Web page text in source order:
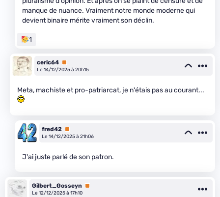
manque de nuance. Vraiment notre monde moderne qui
devient binaire mérite vraiment son déclin.
1
ceric64 Premium
Le 14/12/2025 à 20h15
Meta, machiste et pro-patriarcat, je n'étais pas au courant...
fred42 Premium
Le 14/12/2025 à 21h06
J'ai juste parlé de son patron.
Gilbert_Gosseyn
Premium
Le 12/12/2025 à 17h10